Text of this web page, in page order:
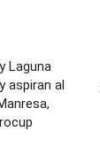
Laguna
aspiran al